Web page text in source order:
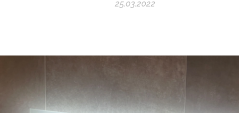
25.03.2022